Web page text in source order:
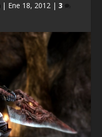
| Ene 18, 2012 | 3